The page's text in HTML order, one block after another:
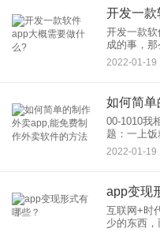
开发一
开发一款
成的事，那
发一款app的步骤
是app开发
2022-01-19
00-1010我
题：一上饭
员太忙，前
久。此外，
2022-01-19
app变现
互联网+时
少的东西